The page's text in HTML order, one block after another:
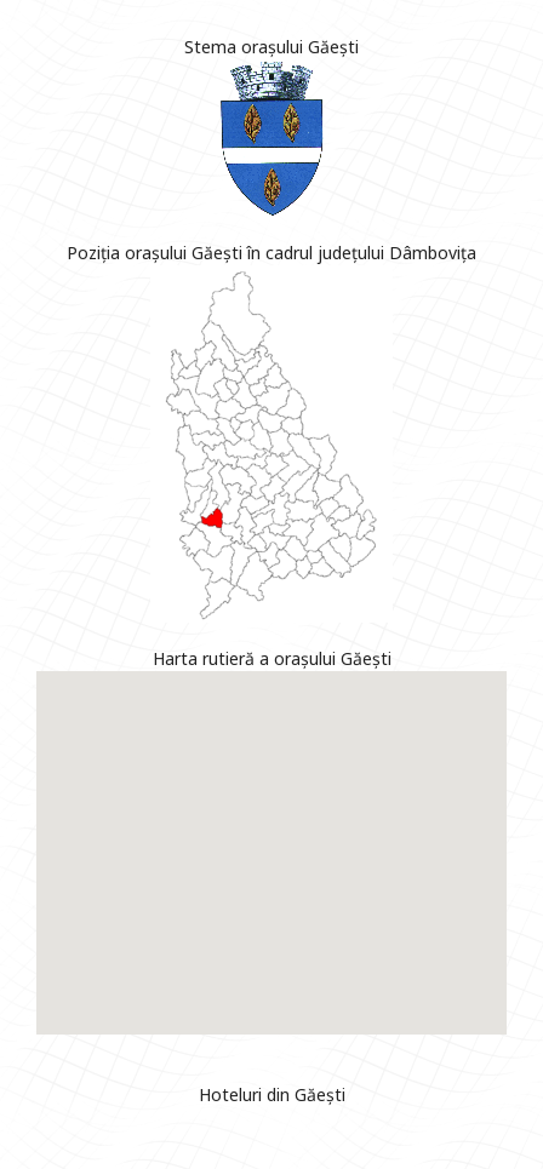
Stema orașului Găești
Poziția orașului Găești în cadrul județului Dâmbovița
Harta rutieră a orașului Găești
Hoteluri din Găești